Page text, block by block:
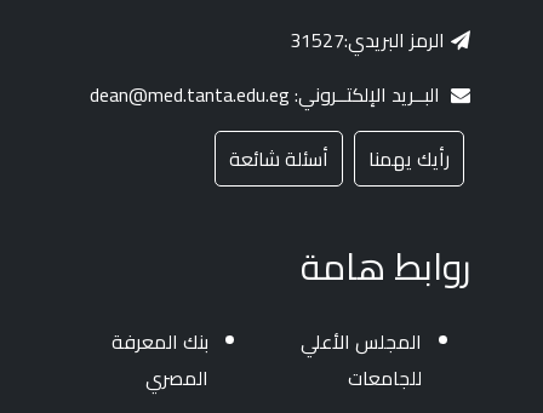
الرمز البريدي:31527
البــريد الإلكتــروني: dean@med.tanta.edu.eg
رأيك يهمنا
أسئلة شائعة
روابط هامة
المجلس الأعلي
للجامعات
بنك المعرفة
المصري